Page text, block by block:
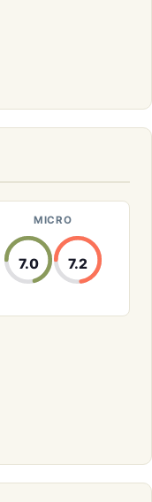
MICRO
7.0 7.2